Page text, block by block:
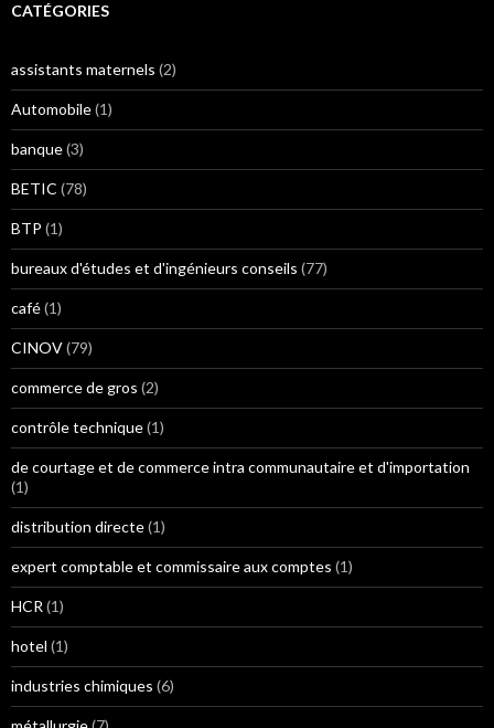
CATÉGORIES
assistants maternels (2)
Automobile(1)
banque(3)
BETIC (78)
BTP (1)
bureaux d'études et d'ingénieurs conseils (77)
café(1)
CINOV(79)
commerce de gros (2)
contrôle technique(1)
de courtage et de commerce intra communautaire et d'importation
(1)
distribution directe(1)
expert comptable et commissaire aux comptes (1)
HCR (1)
hotel (1)
industries chimiques (6)